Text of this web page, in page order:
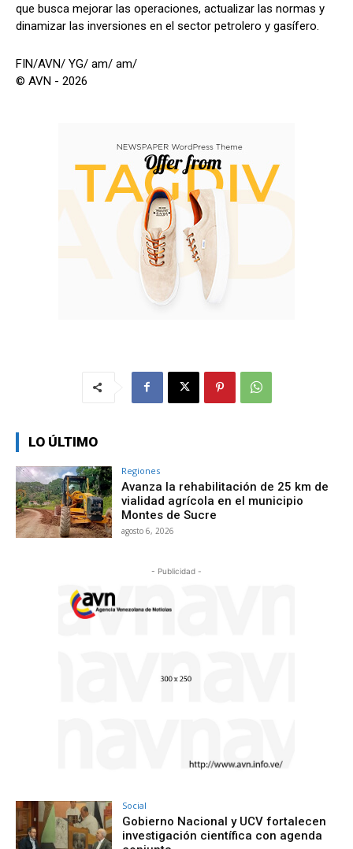
que busca mejorar las operaciones, actualizar las normas y
dinamizar las inversiones en el sector petrolero y gasífero.
FIN/AVN/ YG/ am/ am/
© AVN - 2026
LO ÚLTIMO
Regiones
Avanza la rehabilitación de 25 km de
vialidad agrícola en el municipio
Montes de Sucre
agosto 6, 2026
- Publicidad -
Social
Gobierno Nacional y UCV fortalecen
investigación científica con agenda